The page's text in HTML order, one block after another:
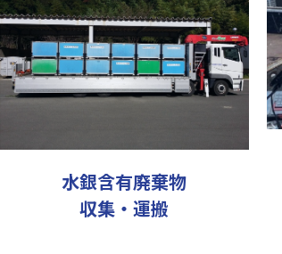
水銀含有廃棄物
収集・運搬